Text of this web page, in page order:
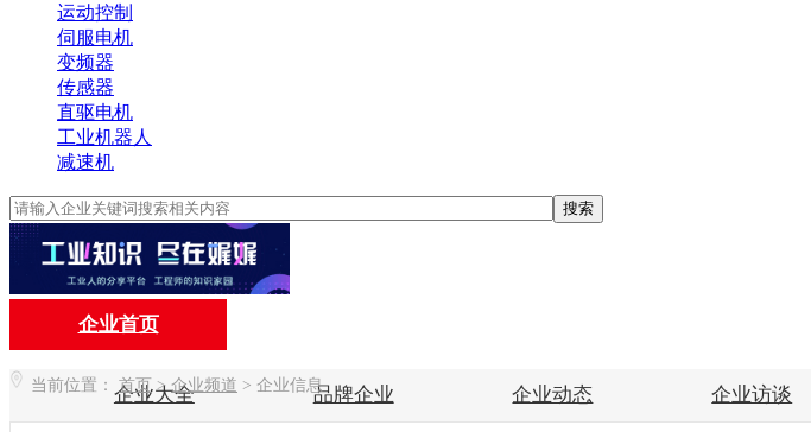
运动控制
伺服电机
变频器
传感器
直驱电机
工业机器人
减速机
搜索
企业首页
企业大全 品牌企业 企业动态 企业访谈
当前位置： 首页 > 企业频道 > 企业信息